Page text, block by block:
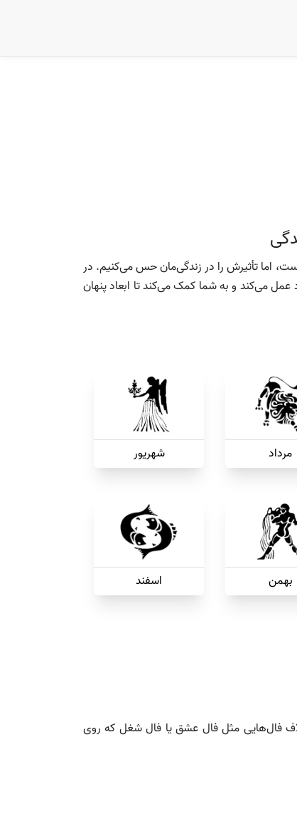
اما تأثیرش را در زندگی‌مان حس می‌کنیم. در
عمل می‌کند و به شما کمک می‌کند تا ابعاد پنهان
مرداد شهریور
بهمن اسفند
فال‌هایی مثل فال عشق یا فال شغل که روی